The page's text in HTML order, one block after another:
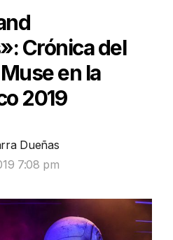
Crónica del
en la
2019
Dueñas
7:08 pm